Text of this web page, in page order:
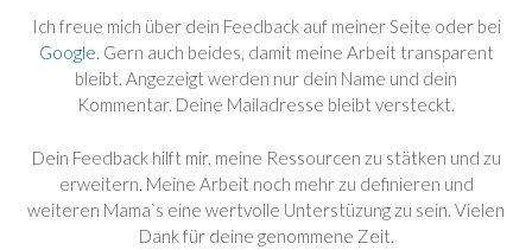
Ich freue mich über dein Feedback auf meiner Seite oder bei
Google. Gern auch beides, damit meine Arbeit transparent
bleibt. Angezeigt werden nur dein Name und dein
Kommentar. Deine Mailadresse bleibt versteckt.
Dein Feedback hilft mir, meine Ressourcen zu stätken und zu
erweitern. Meine Arbeit noch mehr zu definieren und
weiteren Mama`s eine wertvolle Unterstüzung zu sein. Vielen
Dank für deine genommene Zeit.